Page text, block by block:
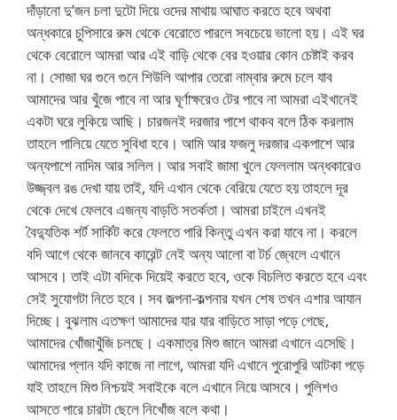
দাঁড়ানো দু’জন চলা দুটো দিয়ে ওদের মাথায় আঘাত করতে হবে অথবা
অন্ধকারে চুপিসারে রুম থেকে বেরোতে পারলে সবচেয়ে ভালো হয়। এই ঘর
থেকে বেরোলে আমরা আর এই বাড়ি থেকে বের হওয়ার কোন চেষ্টাই করব
না। সোজা ঘর গুনে গুনে শিউলি আপার তেরো নাম্বার রুমে চলে যাব
আমাদের আর খুঁজে পাবে না আর ঘূর্ণাক্ষরেও টের পাবে না আমরা এইখানেই
একটা ঘরে লুকিয়ে আছি। চারজনই দরজার পাশে থাকব বলে ঠিক করলাম
তাহলে পালিয়ে যেতে সুবিধা হবে। আমি আর ফজলু দরজার একপাশে আর
অন্যপাশে নাদিম আর সলিল। আর সবাই জামা খুলে ফেললাম অন্ধকারেও
উজ্জ্বল রঙ দেখা যায় তাই, যদি এখান থেকে বেরিয়ে যেতে হয় তাহলে দূর
থেকে দেখে ফেলবে এজন্য বাড়তি সতর্কতা। আমরা চাইলে এখনই
বৈদ্যুতিক শর্ট সার্কিট করে ফেলতে পারি কিন্তু এখন করা যাবে না। করলে
বদি আগে থেকে জানবে কারেন্ট নেই অন্য আলো বা টর্চ জ্বেলে এখানে
আসবে। তাই এটা বদিকে দিয়েই করতে হবে, ওকে বিচলিত করতে হবে এবং
সেই সুযোগটা নিতে হবে। সব জল্পনা-কল্পনার যখন শেষ তখন এশার আযান
দিচ্ছে। বুঝলাম এতক্ষণ আমাদের যার যার বাড়িতে সাড়া পড়ে গেছে,
আমাদের খোঁজাখুঁজি চলছে। একমাত্র মিশু জানে আমরা এখানে এসেছি।
আমাদের প্লান যদি কাজে না লাগে, আমরা যদি এখানে পুরোপুরি আটকা পড়ে
যাই তাহলে মিশু নিশ্চয়ই সবাইকে বলে এখানে নিয়ে আসবে। পুলিশও
আসতে পারে চারটা ছেলে নিখোঁজ বলে কথা।